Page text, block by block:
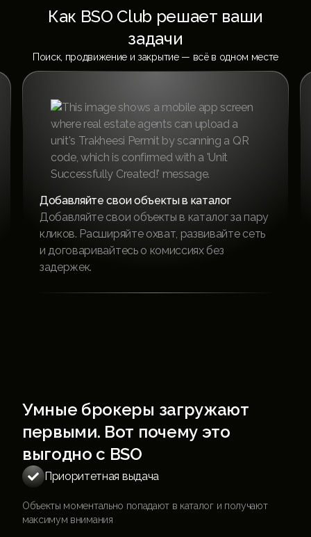
Как BSO Club решает ваши
задачи
Поиск, продвижение и закрытие — всё в одном месте
Разместите один раз — получите клиентов
отовсюду
Загрузите объект, рекламируйте его на
ведущих платформах и управляйте сделкой
в одном приложении. Быстрое размещение
Умные брокеры загружают
первыми. Вот почему это
выгодно с BSO
 Приоритетная выдача
Объекты моментально попадают в каталог и получают
максимум внимания